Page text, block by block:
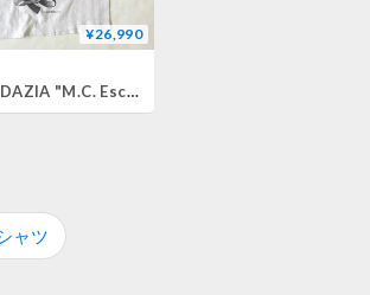
¥26,990
90's ANDAZIA "M.C. Escher Multi" Tシャツ Lサイズ USA製
ャツ